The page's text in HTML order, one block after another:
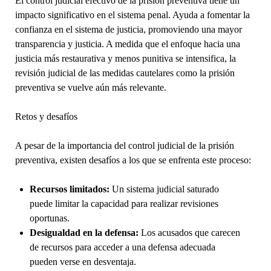
impacto significativo en el sistema penal. Ayuda a fomentar la
confianza en el sistema de justicia, promoviendo una mayor
transparencia y justicia. A medida que el enfoque hacia una
justicia más restaurativa y menos punitiva se intensifica, la
revisión judicial de las medidas cautelares como la prisión
preventiva se vuelve aún más relevante.
Retos y desafíos
A pesar de la importancia del control judicial de la prisión
preventiva, existen desafíos a los que se enfrenta este proceso:
Recursos limitados: Un sistema judicial saturado
puede limitar la capacidad para realizar revisiones
oportunas.
Desigualdad en la defensa: Los acusados que carecen
de recursos para acceder a una defensa adecuada
pueden verse en desventaja.